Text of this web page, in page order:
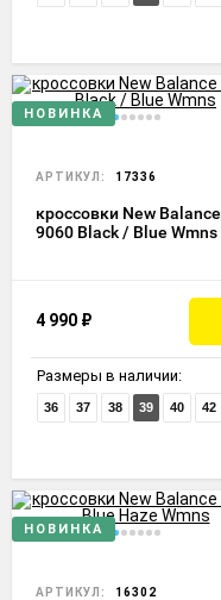
НОВИНКА
АРТИКУЛ: 17336
кроссовки New Balance
9060 Black / Blue Wmns
4 990 ₽
Размеры в наличии:
36 37 38 39 40 42
НОВИНКА
АРТИКУЛ: 16302